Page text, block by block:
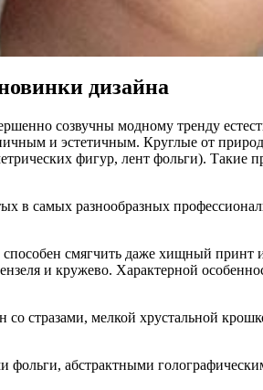
дизайна
созвучны модному тренду
и эстетичным. Круглые от
фигур, лент фольги).
самых разнообразных
смягчить даже хищный
и кружево. Характерной
стразами, мелкой хрустальной
абстрактными